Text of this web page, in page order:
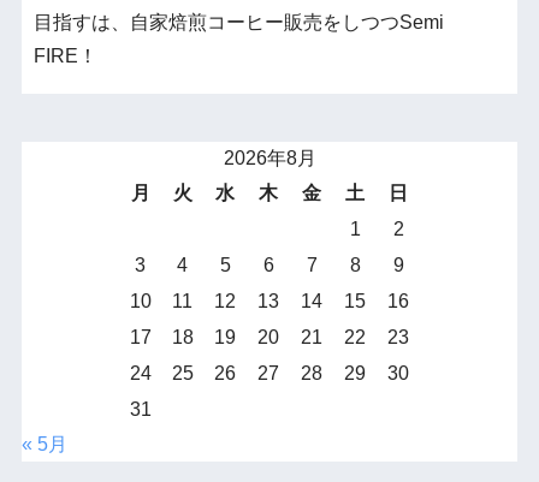
目指すは、自家焙煎コーヒー販売をしつつSemi
FIRE！
2026年8月
月
火 水 木 金 土
日
1
2
3
4 5 6 7 8
9
10
11 12 13 14 15
16
17
18 19 20 21 22
23
24
25 26 27 28 29
30
31
« 5月